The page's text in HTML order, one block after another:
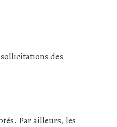
des
Par ailleurs, les